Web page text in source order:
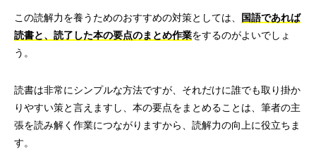
この読解力を養うためのおすすめの対策としては、
国語であれば
読書と、読了した本の要点のまとめ作業をするのがよいでしょ
う。
読書は非常にシンプルな方法ですが、それだけに誰でも取り掛か
りやすい策と言えますし、本の要点をまとめることは、筆者の主
張を読み解く作業につながりますから、読解力の向上に役立ちま
す。